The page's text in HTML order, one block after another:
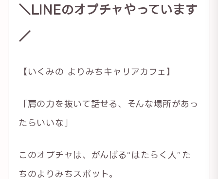
＼LINEのオプチャやっています
／
【いくみの よりみちキャリアカフェ】
「肩の力を抜いて話せる、そんな場所があっ
たらいいな」
このオプチャは、がんばる“はたらく人”た
ちのよりみちスポット。